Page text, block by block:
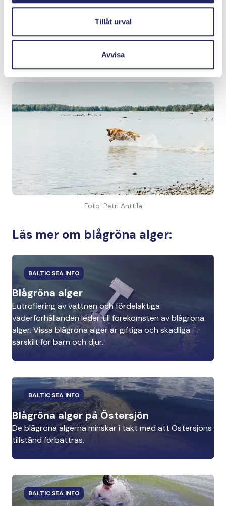
Tillåt urval
Avvisa
kräkning eller sköljning med rent vatten.
Om djuret har simmat i vatten med blågröna alger är
omedelbart efter simturen.
Foto: Petri Anttila
Läs mer om blågröna alger:
BALTIC SEA INFO
Blågröna alger
Eutrofiering av vattnen och fördelaktiga
väderförhållanden leder till förekomsten av blågröna
alger. Vissa blågröna alger är giftiga och skadliga
särskilt för barn och djur.
BALTIC SEA INFO
Blågröna alger på Östersjön
De blågröna algerna minskar i takt med att Östersjöns
tillstånd förbättras.
BALTIC SEA INFO